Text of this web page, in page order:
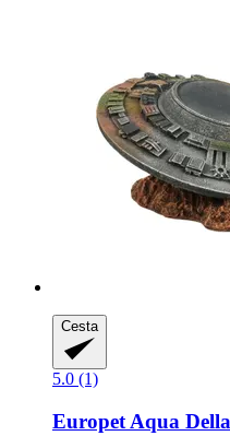
Cesta
5.0 (1)
Europet Aqua